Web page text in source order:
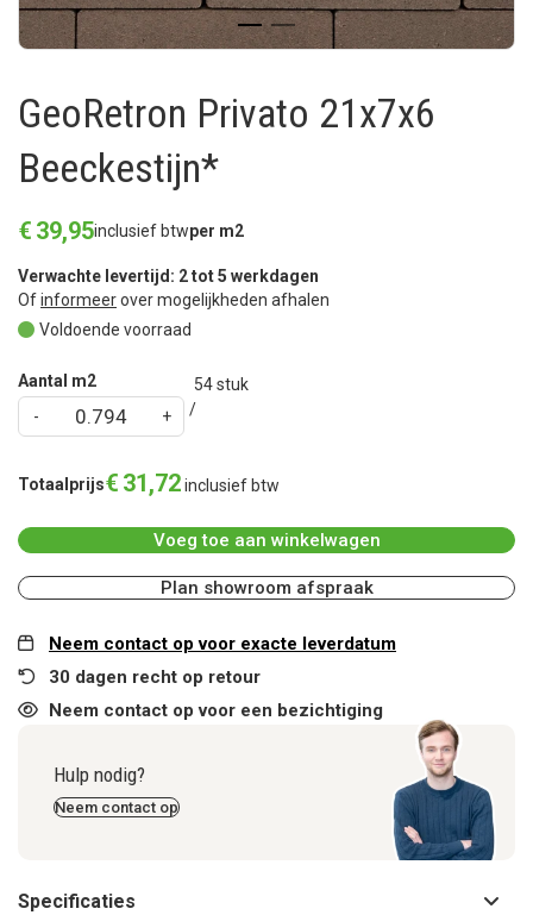
GeoRetron Privato 21x7x6
Beeckestijn*
€ 39,95inclusief btwper m2
Verwachte levertijd: 2 tot 5 werkdagen
Ofinformeerover mogelijkheden afhalen
Voldoende voorraad
Aantal m2 54stuk
Totaalprijs€ 31,72inclusief btw
Voeg toe aan winkelwagen
Plan showroom afspraak
Neem contact op voor exacte leverdatum
30 dagen recht op retour
Neem contact op voor een bezichtiging
Hulp nodig?
Neem contact op
Specificaties